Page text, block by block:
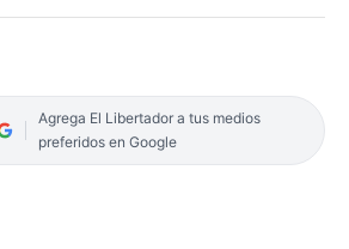
Agrega El Libertador a tus medios
preferidos en Google